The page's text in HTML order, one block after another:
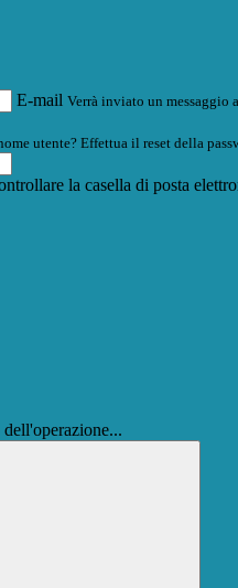
E-mail Verrà inviato un
utente? Effettua il reset della
la casella di posta